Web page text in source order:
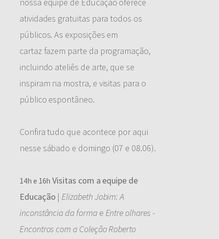
atividades gratuitas para todos os
públicos. As exposições em
cartaz fazem parte da programação,
incluindo ateliês de arte, que se
inspiram na mostra, e visitas para o
público espontâneo.
Confira tudo que acontece por aqui
nesse sábado e domingo (07 e 08.06).
14h e 16h Visitas com a equipe de
Educação |Elizabeth Jobim: A
inconstância da forma e Entre olhares -
Encontros com a Coleção Roberto